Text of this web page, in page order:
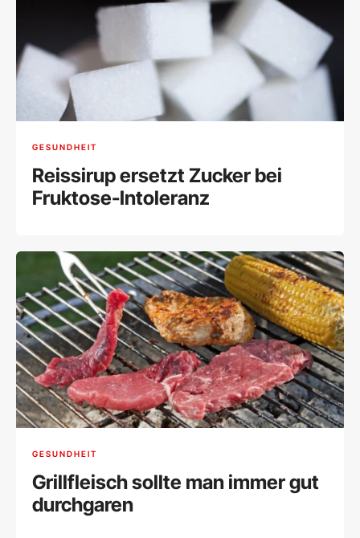
GESUNDHEIT
Reissirup ersetzt Zucker bei
Fruktose-Intoleranz
GESUNDHEIT
Grillfleisch sollte man immer gut
durchgaren